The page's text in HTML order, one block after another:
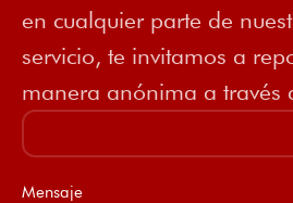
en cualquier parte de
servicio, te invitamos a
manera anónima a través
Mensaje